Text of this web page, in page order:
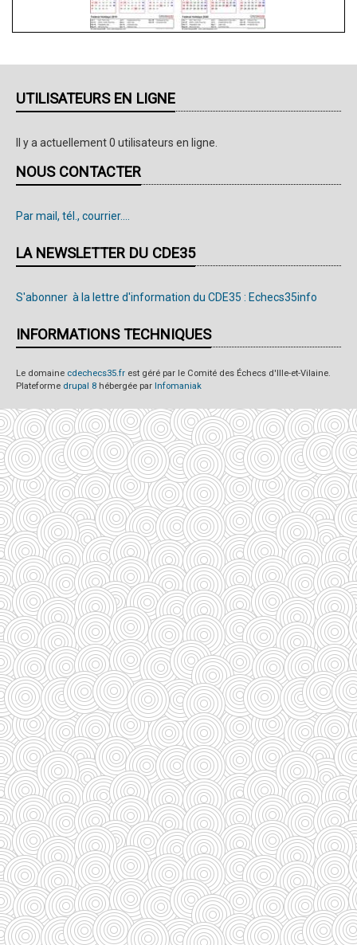
UTILISATEURS EN LIGNE
Il y a actuellement 0 utilisateurs en ligne.
NOUS CONTACTER
Par mail, tél., courrier....
LA NEWSLETTER DU CDE35
S'abonner à la lettre d'information du CDE35 : Echecs35info
INFORMATIONS TECHNIQUES
Le domaine cdechecs35.fr est géré par le Comité des Échecs d'Ille-et-Vilaine.
Plateforme drupal 8 hébergée par Infomaniak